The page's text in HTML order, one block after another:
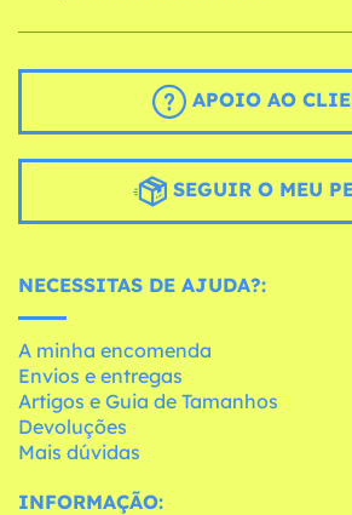
APOIO AO
SEGUIR O MEU
NECESSITAS DE AJUDA?:
A minha encomenda
Envios e entregas
Artigos e Guia de Tamanhos
Devoluções
Mais dúvidas
INFORMAÇÃO: